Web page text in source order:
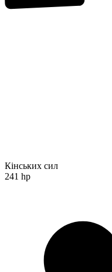
Кінських сил
241 hp